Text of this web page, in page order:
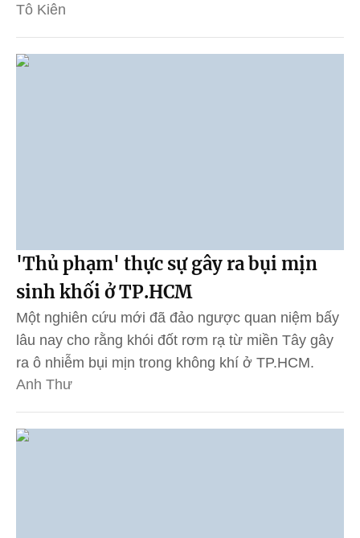
Tô Kiên
'Thủ phạm' thực sự gây ra bụi mịn
sinh khối ở TP.HCM
Một nghiên cứu mới đã đảo ngược quan niệm bấy
lâu nay cho rằng khói đốt rơm rạ từ miền Tây gây
ra ô nhiễm bụi mịn trong không khí ở TP.HCM.
Anh Thư